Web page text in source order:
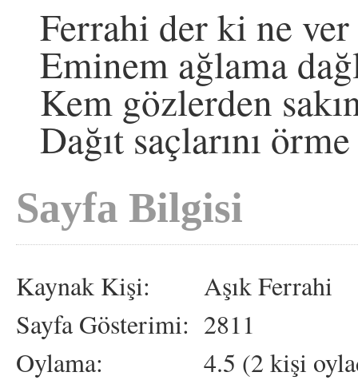
Ferrahi der ki ne
Eminem ağlama
Kem gözlerden
Dağıt saçlarını
Sayfa Bilgisi
Kaynak Kişi:
Aşık Ferrahi
Sayfa Gösterimi: 2811
Oylama:
4.5 (2 kişi